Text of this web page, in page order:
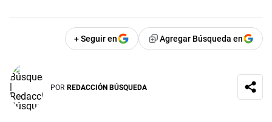
+ Seguir en Agregar Búsqueda en
POR REDACCIÓN BÚSQUEDA